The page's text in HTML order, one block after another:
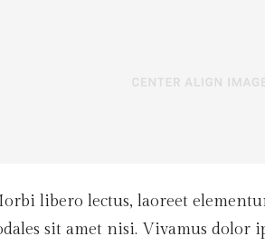
libero lectus, laoreet
sit amet nisi. Vivamus dolor